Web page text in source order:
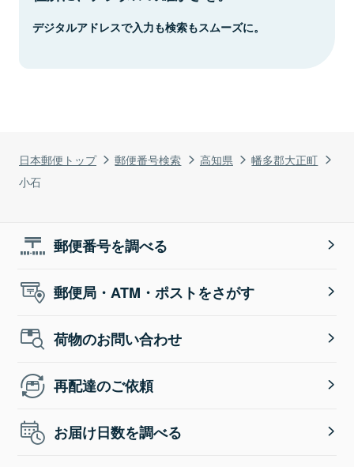
日本郵便トップ 郵便番号検索 高知県
幡多郡大正町
小石
デジタルアドレスで入力も検索もスムーズに。
郵便番号を調べる
郵便局・ATM・ポストをさがす
荷物のお問い合わせ
再配達のご依頼
お届け日数を調べる